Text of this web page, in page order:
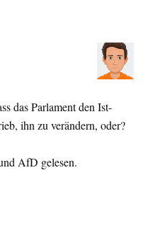
das Parlament den Ist-
ihn zu verändern, oder?
AfD gelesen.